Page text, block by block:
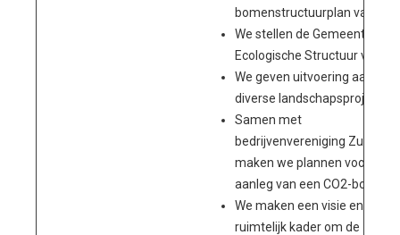
bomenstructuurplan vast;
We stellen de Gemeentelijke
Ecologische Structuur vast;
We geven uitvoering aan
diverse landschapsprojecten
Samen met
bedrijvenvereniging ZuidOost
maken we plannen voor de
aanleg van een CO2-bos;
We maken een visie en
ruimtelijk kader om de